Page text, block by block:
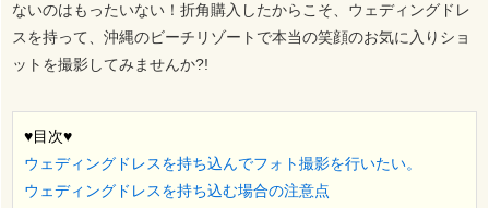
ないのはもったいない！折角購入したからこそ、ウェディングドレ
スを持って、沖縄のビーチリゾートで本当の笑顔のお気に入りショ
ットを撮影してみませんか?!
♥目次♥
ウェディングドレスを持ち込んでフォト撮影を行いたい。
ウェディングドレスを持ち込む場合の注意点